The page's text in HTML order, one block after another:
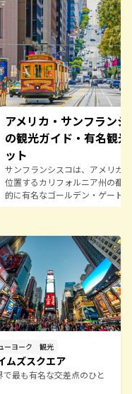
アメリカ・サンフラン
の観光ガイド・有名観
ット
サンフランシスコは、アメリカ
位置するカリフォルニア州の都
的に有名なゴールデン・ゲート
ジが霧のなかに浮かぶ姿、坂道
るサンフランシスコは、ユニー
トや音楽シーンだけでなく、ア
ズ島のような歴史的観光地も魅
らに、LGBTQ+コミュニティの
しても知られ、自由で包容力の
雰囲気が感じられるのが特徴。
ンシスコは、自然と都市が美し
た場所であり、どんな旅のスタ
応えてくれる多彩な魅力にあふ
る。
ーヨーク 観光
ムズスクエア
で最も有名な交差点のひと